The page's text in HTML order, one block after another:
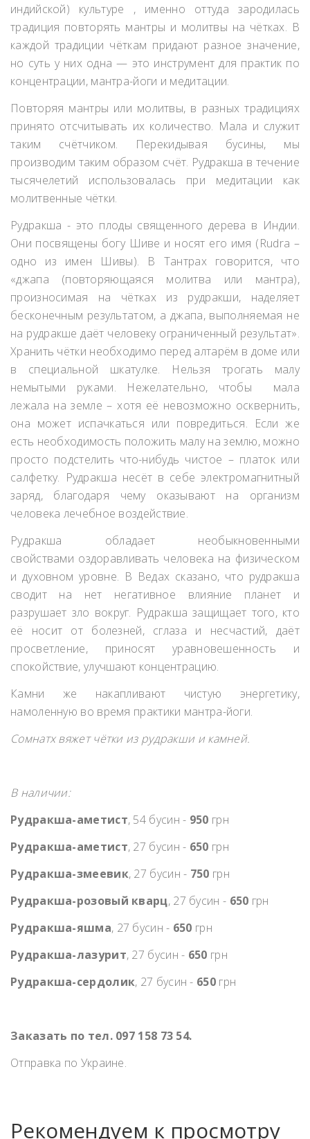
индийской) культуре , именно оттуда зародилась
традиция повторять мантры и молитвы на чётках. В
каждой традиции чёткам придают разное значение,
но суть у них одна — это инструмент для практик по
концентрации, мантра-йоги и медитации.
Повторяя мантры или молитвы, в разных традициях
принято отсчитывать их количество. Мала и служит
таким счётчиком. Перекидывая бусины, мы
производим таким образом счёт. Рудракша в течение
тысячелетий использовалась при медитации как
молитвенные чётки.
Рудракша - это плоды священного дерева в Индии.
Они посвящены богу Шиве и носят его имя (Rudra –
одно из имен Шивы). В Тантрах говорится, что
«джапа (повторяющаяся молитва или мантра),
произносимая на чётках из рудракши, наделяет
бесконечным результатом, а джапа, выполняемая не
на рудракше даёт человеку ограниченный результат».
Хранить чётки необходимо перед алтарём в доме или
в специальной шкатулке. Нельзя трогать малу
немытыми руками. Нежелательно, чтобы мала
лежала на земле – хотя её невозможно осквернить,
она может испачкаться или повредиться. Если же
есть необходимость положить малу на землю, можно
просто подстелить что-нибудь чистое – платок или
салфетку. Рудракша несёт в себе электромагнитный
заряд, благодаря чему оказывают на организм
человека лечебное воздействие.
Рудракша обладает необыкновенными
свойствами оздоравливать человека на физическом
и духовном уровне. В Ведах сказано, что рудракша
сводит на нет негативное влияние планет и
разрушает зло вокруг. Рудракша защищает того, кто
её носит от болезней, сглаза и несчастий, даёт
просветление, приносят уравновешенность и
спокойствие, улучшают концентрацию.
Камни же накапливают чистую энергетику,
намоленную во время практики мантра-йоги.
Сомнатх вяжет чётки из рудракши и камней.
В наличии:
Рудракша-аметист, 54 бусин - 950 грн
Рудракша-аметист, 27 бусин - 650 грн
Рудракша-змеевик, 27 бусин - 750 грн
Рудракша-розовый кварц, 27 бусин - 650 грн
Рудракша-яшма, 27 бусин - 650 грн
Рудракша-лазурит, 27 бусин - 650 грн
Рудракша-сердолик, 27 бусин - 650 грн
Заказать по тел. 097 158 73 54.
Отправка по Украине.
Рекомендуем к просмотру